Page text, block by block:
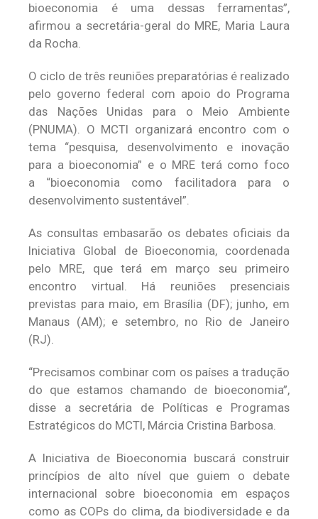
bioeconomia é uma dessas ferramentas”,
afirmou a secretária-geral do MRE, Maria Laura
da Rocha.
O ciclo de três reuniões preparatórias é realizado
pelo governo federal com apoio do Programa
das Nações Unidas para o Meio Ambiente
(PNUMA). O MCTI organizará encontro com o
tema “pesquisa, desenvolvimento e inovação
para a bioeconomia” e o MRE terá como foco
a “bioeconomia como facilitadora para o
desenvolvimento sustentável”.
As consultas embasarão os debates oficiais da
Iniciativa Global de Bioeconomia, coordenada
pelo MRE, que terá em março seu primeiro
encontro virtual. Há reuniões presenciais
previstas para maio, em Brasília (DF); junho, em
Manaus (AM); e setembro, no Rio de Janeiro
(RJ).
“Precisamos combinar com os países a tradução
do que estamos chamando de bioeconomia”,
disse a secretária de Políticas e Programas
Estratégicos do MCTI, Márcia Cristina Barbosa.
A Iniciativa de Bioeconomia buscará construir
princípios de alto nível que guiem o debate
internacional sobre bioeconomia em espaços
como as COPs do clima, da biodiversidade e da